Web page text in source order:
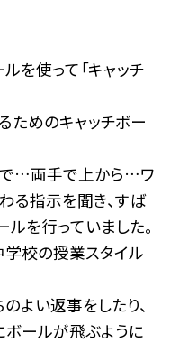
を使って「キャッチ
ためのキャッチボー
…両手で上から…ワ
る指示を聞き、すば
ルを行っていました。
学校の授業スタイル
よい返事をしたり、
ボールが飛ぶように